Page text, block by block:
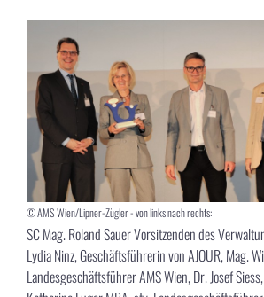
© AMS Wien/Lipner-Zügler - von links nach rechts:
SC Mag. Roland Sauer Vorsitzenden des
Lydia Ninz, Geschäftsführerin von AJOUR, Mag.
Landesgeschäftsführer AMS Wien, Dr. Josef